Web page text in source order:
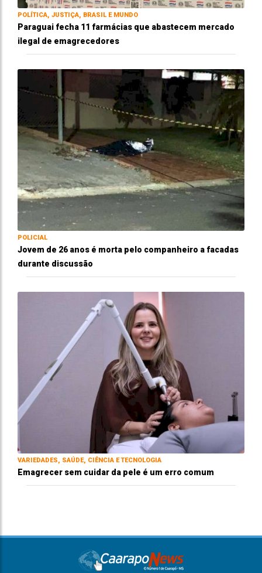
POLÍTICA, JUSTIÇA, BRASIL E MUNDO
Paraguai fecha 11 farmácias que abastecem mercado
ilegal de emagrecedores
POLICIAL
Jovem de 26 anos é morta pelo companheiro a facadas
durante discussão
VARIEDADES, SAÚDE, CIÊNCIA E TECNOLOGIA
Emagrecer sem cuidar da pele é um erro comum